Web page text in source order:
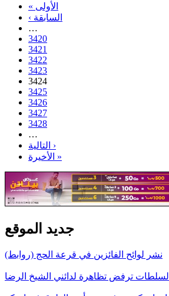
« الأولى
‹ السابقة
…
3420
3421
3422
3423
3424
3425
3426
3427
3428
…
التالية ›
الأخيرة »
جديد الموقع
نشر لوائح الفائزين في قرعة الحج (روابط)
السلطات ترفض تظاهرة لدائني الشيخ الرضا